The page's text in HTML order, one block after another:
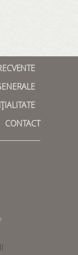
CONTACT